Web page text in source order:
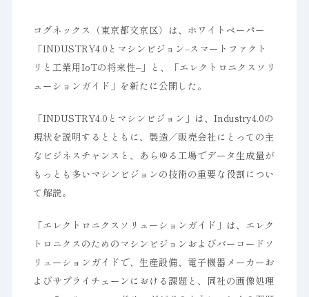
コグネックス（東京都文京区）は、ホワイトペーパー
「INDUSTRY4.0とマシンビジョン–スマートファクト
リと工業用IoTの将来性–」と、「エレクトロニクスソリ
ューションガイド」を新たに公開した。
「INDUSTRY4.0とマシンビジョン」は、Industry4.0の
現状を説明するとともに、製造／販売会社にとっての主
なビジネスチャンスと、あらゆる工場でデータ生成量が
もっとも多いマシンビジョンの技術の重要な役割につい
て解説。
「エレクトロニクスソリューションガイド」は、エレク
トロニクスのためのマシンビジョンおよびバーコードソ
リューションガイドで、生産設備、電子機器メーカーお
よびサプライチェーンにおける課題と、同社の画像処理